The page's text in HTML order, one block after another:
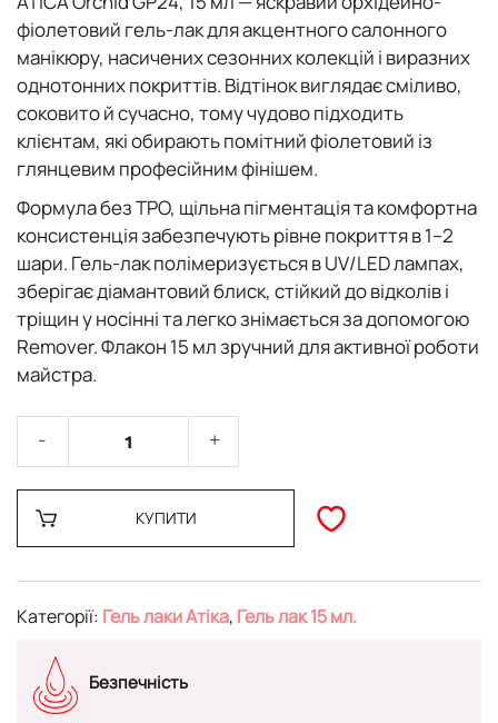
фіолетовий гель-лак для акцентного салонного
манікюру, насичених сезонних колекцій і виразних
однотонних покриттів. Відтінок виглядає сміливо,
соковито й сучасно, тому чудово підходить
клієнтам, які обирають помітний фіолетовий із
глянцевим професійним фінішем.
Формула без TPO, щільна пігментація та комфортна
консистенція забезпечують рівне покриття в 1–2
шари. Гель-лак полімеризується в UV/LED лампах,
зберігає діамантовий блиск, стійкий до відколів і
тріщин у носінні та легко знімається за допомогою
Remover. Флакон 15 мл зручний для активної роботи
майстра.
КУПИТИ
Категорії: Гель лаки Атіка, Гель лак 15 мл.
Безпечність